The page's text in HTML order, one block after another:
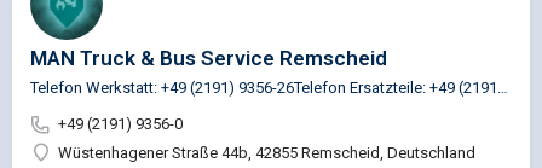
MAN Truck & Bus Service Remscheid
+49 (2191) 9356-0
Wüstenhagener Straße 44b, 42855 Remscheid, Deutschland